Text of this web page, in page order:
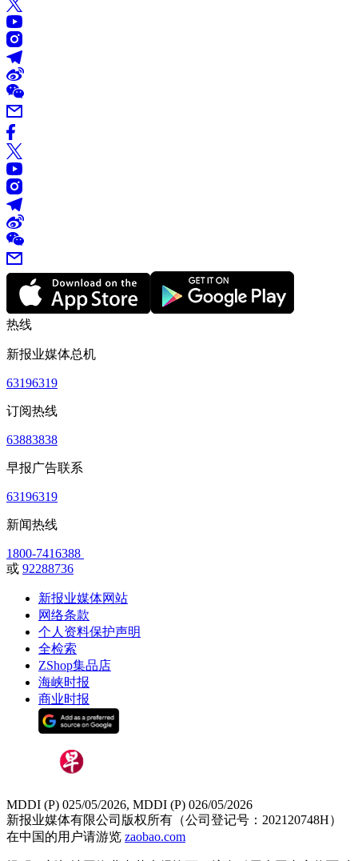
热线
新报业媒体总机
63196319
订阅热线
63883838
早报广告联系
63196319
新闻热线
1800-7416388
或 92288736
新报业媒体网站
网络条款
个人资料保护声明
全检索
ZShop集品店
海峡时报
商业时报
MDDI (P) 025/05/2026, MDDI (P) 026/05/2026
新报业媒体有限公司版权所有（公司登记号：202120748H）
在中国的用户请游览 zaobao.com